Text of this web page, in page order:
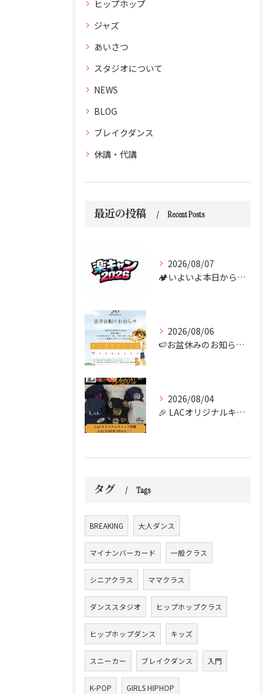
ヒップホップ
ジャズ
あいさつ
スタジオについて
NEWS
BLOG
ブレイクダンス
休講・代講
最近の投稿 Recent Posts
2026/08/07
🏕️いよいよ本日からダンス合宿 “楽キャン” がスタートしま...
2026/08/06
🍉お盆休みのお知らせ🍉
2026/08/04
🎉 LACオリジナルキャップがついに到着しました！！🧢✨
タグ Tags
BREAKING 大人ダンス
マイナンバーカード 一般クラス
シニアクラス ママクラス
ダンススタジオ ヒップホップクラス
ヒップホップダンス キッズ
スニーカー ブレイクダンス 入門
K-POP GIRLS HIPHOP